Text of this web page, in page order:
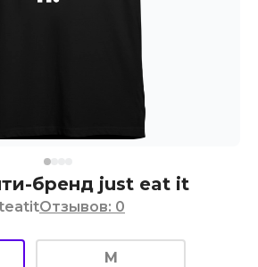
бренд just eat it
Отзывов: 0
M